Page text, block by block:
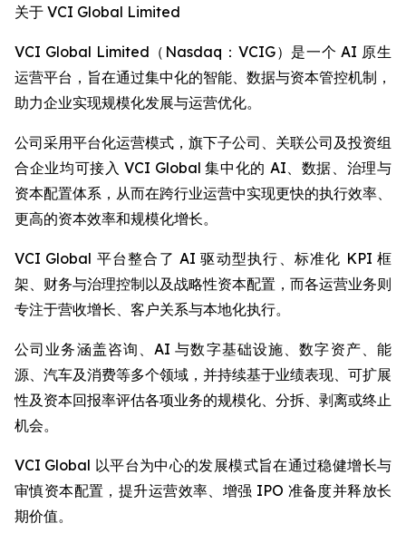
关于 VCI Global Limited
VCI Global Limited（Nasdaq：VCIG）是一个 AI 原生
运营平台，旨在通过集中化的智能、数据与资本管控机制，
助力企业实现规模化发展与运营优化。
公司采用平台化运营模式，旗下子公司、关联公司及投资组
合企业均可接入 VCI Global 集中化的 AI、数据、治理与
资本配置体系，从而在跨行业运营中实现更快的执行效率、
更高的资本效率和规模化增长。
VCI Global 平台整合了 AI 驱动型执行、标准化 KPI 框
架、财务与治理控制以及战略性资本配置，而各运营业务则
专注于营收增长、客户关系与本地化执行。
公司业务涵盖咨询、AI 与数字基础设施、数字资产、能
源、汽车及消费等多个领域，并持续基于业绩表现、可扩展
性及资本回报率评估各项业务的规模化、分拆、剥离或终止
机会。
VCI Global 以平台为中心的发展模式旨在通过稳健增长与
审慎资本配置，提升运营效率、增强 IPO 准备度并释放长
期价值。